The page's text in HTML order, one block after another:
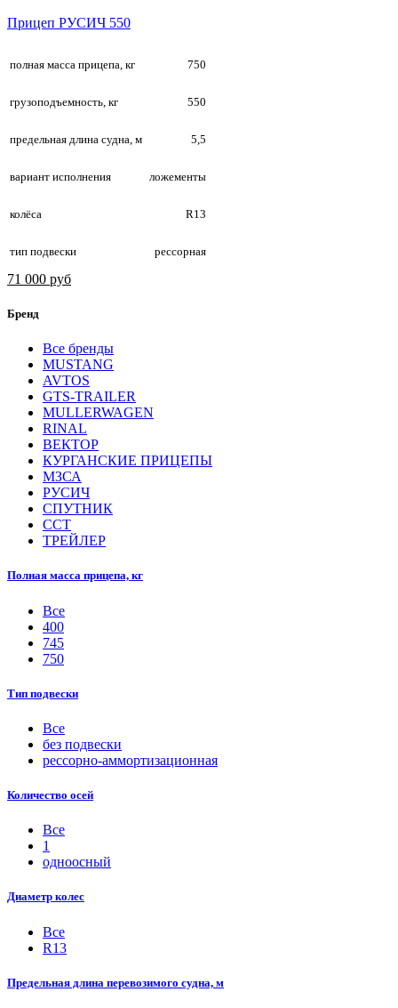
Прицеп РУСИЧ 550
полная масса прицепа, кг 750
грузоподъемность, кг 550
предельная длина судна, м 5,5
вариант исполнения ложементы
колёса R13
тип подвески рессорная
71 000 руб
Бренд
Все бренды
MUSTANG
AVTOS
GTS-TRAILER
MULLERWAGEN
RINAL
ВЕКТОР
КУРГАНСКИЕ ПРИЦЕПЫ
МЗСА
РУСИЧ
СПУТНИК
ССТ
ТРЕЙЛЕР
Полная масса прицепа, кг
Все
400
745
750
Тип подвески
Все
без подвески
рессорно-аммортизационная
Количество осей
Все
1
одноосный
Диаметр колес
Все
R13
Предельная длина перевозимого судна, м